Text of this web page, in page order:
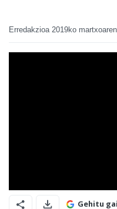
Erredakzioa 2019ko
Gehitu